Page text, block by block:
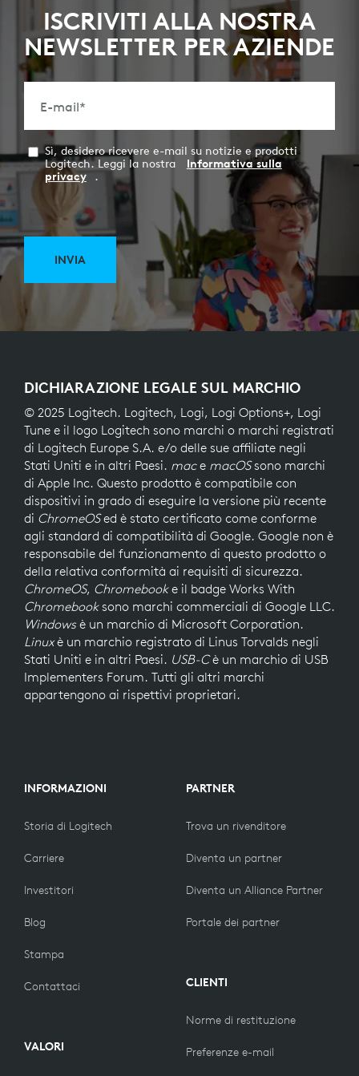
ISCRIVITI ALLA NOSTRA
NEWSLETTER PER AZIENDE
E-mail*
Sì, desidero ricevere e-mail su notizie e prodotti
Logitech. Leggi la nostra
Informativa sulla
privacy
.
INVIA
DICHIARAZIONE LEGALE SUL MARCHIO
© 2025 Logitech. Logitech, Logi, Logi Options+, Logi
Tune e il logo Logitech sono marchi o marchi registrati
di Logitech Europe S.A. e/o delle sue affiliate negli
Stati Uniti e in altri Paesi. mace macOSsono marchi
di Apple Inc. Questo prodotto è compatibile con
dispositivi in grado di eseguire la versione più recente
di ChromeOSed è stato certificato come conforme
agli standard di compatibilità di Google. Google non è
responsabile del funzionamento di questo prodotto o
della relativa conformità ai requisiti di sicurezza.
ChromeOS, Chromebooke il badge Works With
Chromebooksono marchi commerciali di Google LLC.
Windowsè un marchio di Microsoft Corporation.
Linuxè un marchio registrato di Linus Torvalds negli
Stati Uniti e in altri Paesi. USB-Cè un marchio di USB
Implementers Forum. Tutti gli altri marchi
appartengono ai rispettivi proprietari.
INFORMAZIONI
Storia di Logitech
Carriere
Investitori
Blog
Stampa
Contattaci
VALORI
PARTNER
Trova un rivenditore
Diventa un partner
Diventa un Alliance Partner
Portale dei partner
CLIENTI
Norme di restituzione
Preferenze e-mail